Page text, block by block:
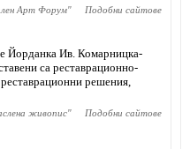
Арт Форум" Подобни сайтове
Йорданка Ив. Комарницка-
са реставрационно-
решения,
живопис" Подобни сайтове